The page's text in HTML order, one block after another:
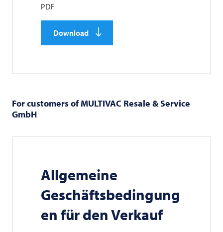
PDF
Download
For customers ofMULTIVAC Resale & Service
GmbH
Allgemeine
Geschäftsbedingung
en für den Verkauf